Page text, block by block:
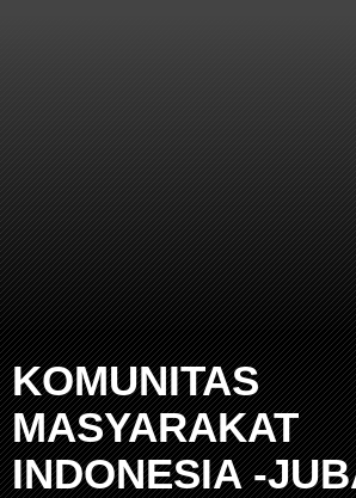
KOMUNITAS
MASYARAKAT
INDONESIA -